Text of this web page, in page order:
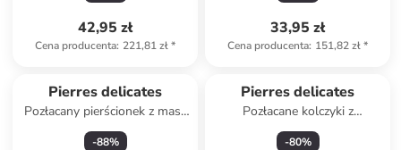
42,95 zł
Cena producenta: 221,81 zł*
33,95 zł
Cena producenta: 151,82 zł*
Pierres delicates
Pozłacany pierścionek z masą
perłową i cyrkoniami
-88%
Pierres delicates
Pozłacane kolczyki z
prehnitem
-80%